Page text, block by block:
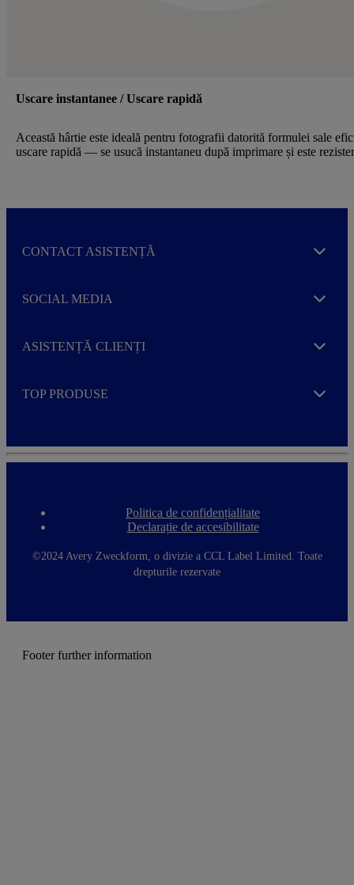
Uscare instantanee / Uscare rapidă
Această hârtie este ideală pentru fotografii datorită formulei sale
uscare rapidă — se usucă instantaneu după imprimare și este
CONTACT ASISTENȚĂ Expand
SOCIAL MEDIA Expand
ASISTENȚĂ CLIENȚI Expand
TOP PRODUSE Expand
F
o
t
e
Politica de confidențialitate
Declarație de accesibilitate
©2024 Avery Zweckform, o divizie a CCL Label Limited. Toate
drepturile rezervate
Footer further information